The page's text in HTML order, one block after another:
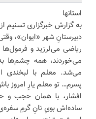
استانها
به گزارش خبرگزاری تسنیم
دبیرستانِ شهر «ایوان»،
ریاضی می‌لرزید و
می‌خوردند، همه چشم‌ها
می‌شد. معلم با لبخندی
پسرم… تو معلم‌ یارِ امروز
افشار، با همان حجب و
ساده‌اش بویِ نانِ گرمِ